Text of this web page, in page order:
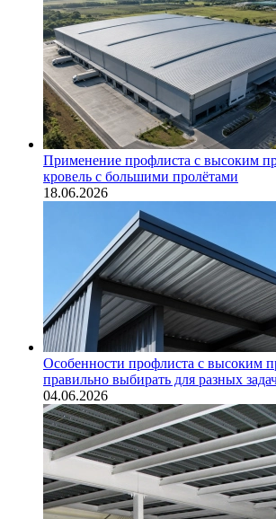
Применение профлиста с высоким
кровель с большими пролётами
18.06.2026
Особенности профлиста с высоким
правильно выбирать для разных
04.06.2026